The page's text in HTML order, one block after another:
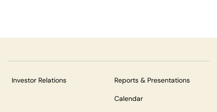
Investor Relations Reports & Presentations
Calendar